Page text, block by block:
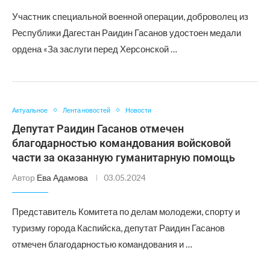
Участник специальной военной операции, доброволец из
Республики Дагестан Раидин Гасанов удостоен медали
ордена «За заслуги перед Херсонской …
Актуальное Лента новостей Новости
Депутат Раидин Гасанов отмечен
благодарностью командования войсковой
части за оказанную гуманитарную помощь
Автор Ева Адамова 03.05.2024
Представитель Комитета по делам молодежи, спорту и
туризму города Каспийска, депутат Раидин Гасанов
отмечен благодарностью командования и …